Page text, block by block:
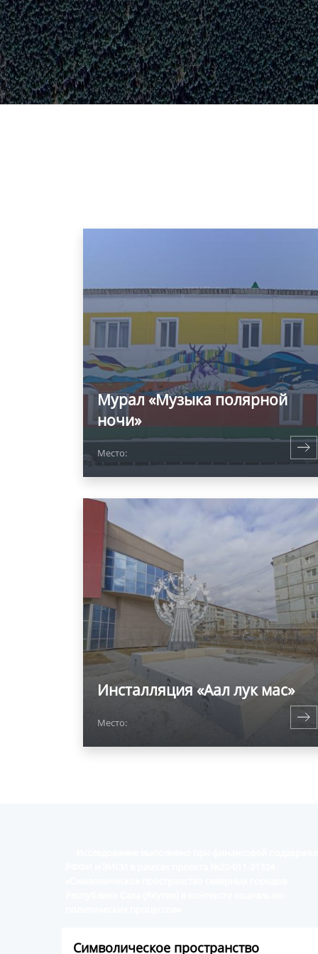
Мурал «Музыка полярной
ночи»
Место:
Инсталляция «Аал лук мас»
Место:
Символическое пространство